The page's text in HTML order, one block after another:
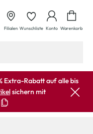
Filialen Wunschliste Konto Warenkorb
Extra-Rabatt auf alle bis
sichern mit